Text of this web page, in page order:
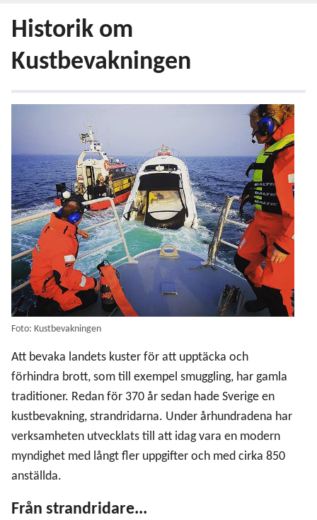
Historik om
Kustbevakningen
Foto: Kustbevakningen
Att bevaka landets kuster för att upptäcka och
förhindra brott, som till exempel smuggling, har gamla
traditioner. Redan för 370 år sedan hade Sverige en
kustbevakning, strandridarna. Under århundradena har
verksamheten utvecklats till att idag vara en modern
myndighet med långt fler uppgifter och med cirka 850
anställda.
Från strandridare...